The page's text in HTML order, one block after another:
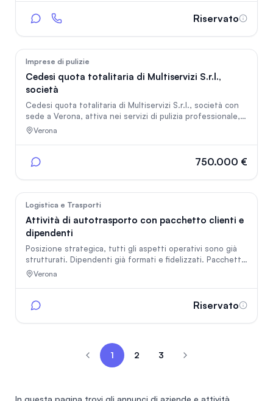
disponibile e struttura pronta per essere proseguita.
Riservato
Imprese di pulizie
Cedesi quota totalitaria di Multiservizi S.r.l.,
società
Cedesi quota totalitaria di Multiservizi S.r.l., società con
sede a Verona, attiva nei servizi di pulizia professionale,
facility e multiservizi (ATECO 81.21). Highlights
(margine ~15%) • Utile netto: € 58.680 (+196% vs 2023)
50.000 i.v. Punti di forza: • Portafoglio clienti consolidato
nel Veneto,
Verona
750.000 €
Logistica e Trasporti
Attività di autotrasporto con pacchetto clienti e
dipendenti
Posizione strategica, tutti gli aspetti operativi sono già
strutturati. Dipendenti già formati e fidelizzati. Pacchetto
clienti solido.
Verona
Riservato
1 2 3
In questa pagina trovi gli annunci di aziende e attività